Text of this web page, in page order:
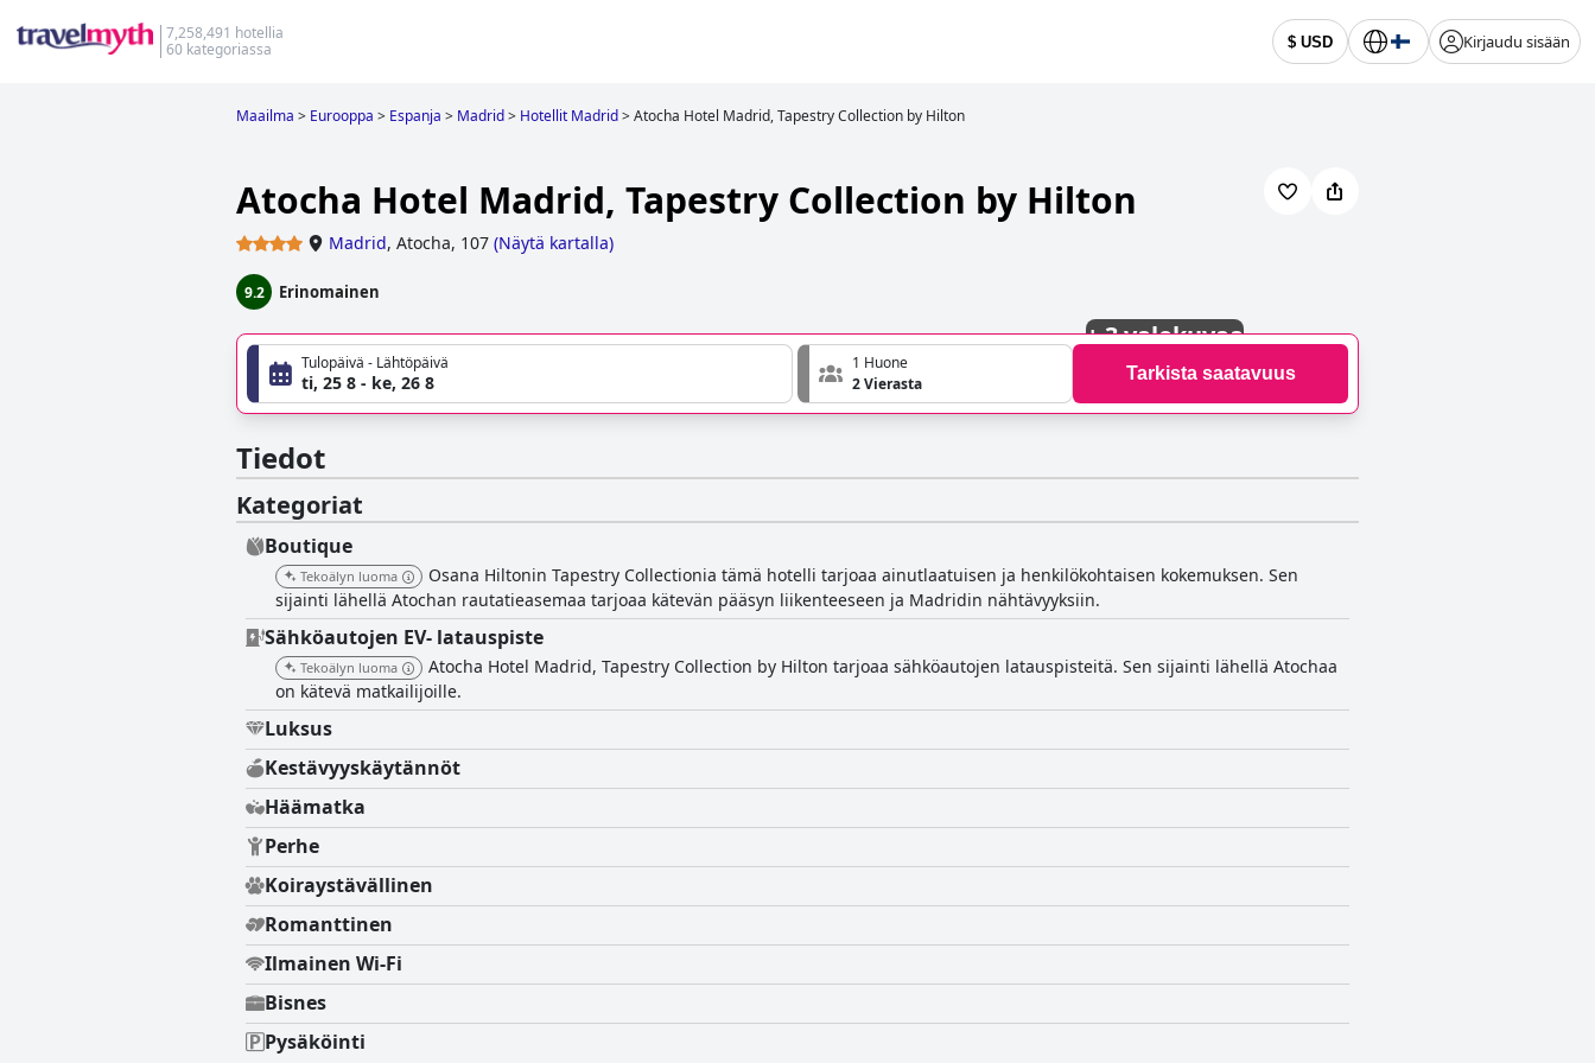
7,258,491 hotellia
60 kategoriassa
$ USD Kirjaudu sisään
Maailma > Eurooppa > Espanja > Madrid> Hotellit Madrid>Atocha Hotel Madrid, Tapestry Collection by Hilton
Atocha Hotel Madrid, Tapestry Collection by Hilton
Madrid, Atocha, 107 (Näytä kartalla)
9.2 Erinomainen
+3 valokuvaa
Tulopäivä - Lähtöpäivä
ti, 25 8 - ke, 26 8
1 Huone
2 Vierasta
Tarkista saatavuus
Tiedot
Kategoriat
Boutique
Tekoälyn luoma
Osana Hiltonin Tapestry Collectionia tämä hotelli tarjoaa ainutlaatuisen ja henkilökohtaisen kokemuksen. Sen
sijainti lähellä Atochan rautatieasemaa tarjoaa kätevän pääsyn liikenteeseen ja Madridin nähtävyyksiin.
Sähköautojen EV- latauspiste
Tekoälyn luoma
Atocha Hotel Madrid, Tapestry Collection by Hilton tarjoaa sähköautojen latauspisteitä. Sen sijainti lähellä Atochaa
on kätevä matkailijoille.
Luksus
Kestävyyskäytännöt
Häämatka
Perhe
Koiraystävällinen
Romanttinen
Ilmainen Wi-Fi
Bisnes
Pysäköinti